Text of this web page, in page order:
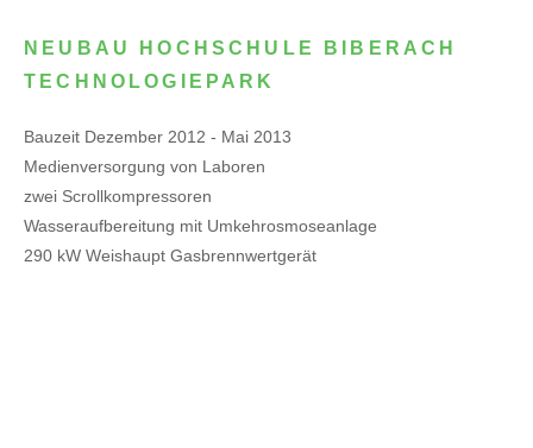
NEUBAU HOCHSCHULE BIBERACH
TECHNOLOGIEPARK
Bauzeit Dezember 2012 - Mai 2013
Medienversorgung von Laboren
zwei Scrollkompressoren
Wasseraufbereitung mit Umkehrosmoseanlage
290 kW Weishaupt Gasbrennwertgerät